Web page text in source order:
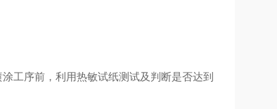
工序前，利用热敏试纸测试及判断是否达到